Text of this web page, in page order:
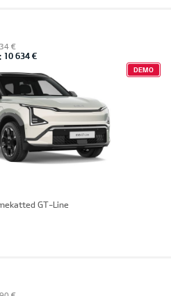
€
10 634 €
DEMO
GT-Line